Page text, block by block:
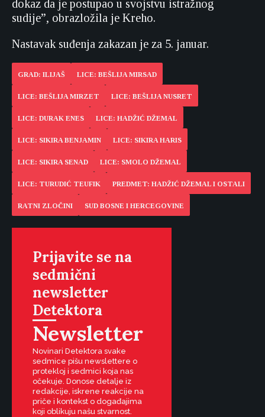
dokaz da je postupao u svojstvu istražnog
sudije”, obrazložila je Kreho.
Nastavak suđenja zakazan je za 5. januar.
GRAD: ILIJAŠ LICE: BEŠLIJA MIRSAD
LICE: BEŠLIJA MIRZET LICE: BEŠLIJA NUSRET
LICE: DURAK ENES LICE: HADŽIĆ DŽEMAL
LICE: SIKIRA BENJAMIN LICE: SIKIRA HARIS
LICE: SIKIRA SENAD LICE: SMOLO DŽEMAL
LICE: TURUDIĆ TEUFIK PREDMET: HADŽIĆ DŽEMAL I OSTALI
RATNI ZLOČINI SUD BOSNE I HERCEGOVINE
Prijavite se na
sedmični
newsletter
Detektora
Newsletter
Novinari Detektora svake
sedmice pišu newslettere o
protekloj i sedmici koja nas
očekuje. Donose detalje iz
redakcije, iskrene reakcije na
priče i kontekst o događajima
koji oblikuju našu stvarnost.